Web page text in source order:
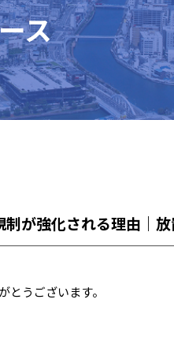
ス
が強化される理由｜
うございます。